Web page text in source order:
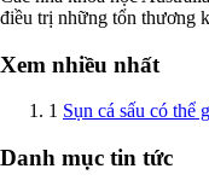
điều trị những tổn thương
Xem nhiều nhất
1 Sụn cá sấu có thể
Danh mục tin tức